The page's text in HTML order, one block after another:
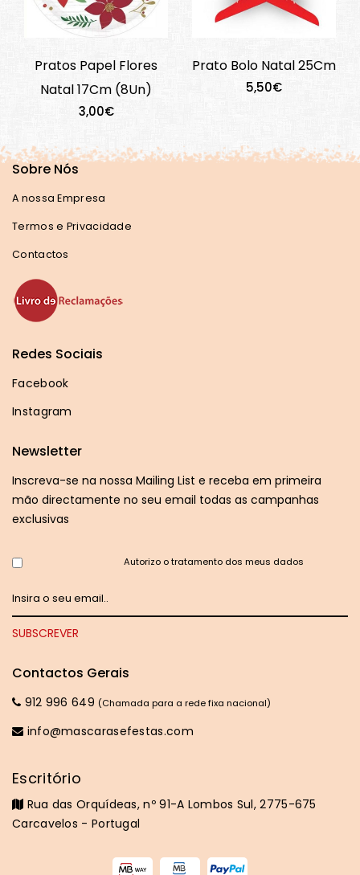
Pratos Papel Flores
Natal 17Cm (8Un)
3,00€
Prato Bolo Natal 25Cm
5,50€
Sobre Nós
A nossa Empresa
Termos e Privacidade
Contactos
Redes Sociais
Facebook
Instagram
Newsletter
Inscreva-se na nossa Mailing List e receba em primeira
mão directamente no seu email todas as campanhas
exclusivas
Autorizo o tratamento dos meus dados
Contactos Gerais
912 996 649 (Chamada para a rede fixa nacional)
info@mascarasefestas.com
Escritório
Rua das Orquídeas, nº 91-A Lombos Sul, 2775-675
Carcavelos - Portugal